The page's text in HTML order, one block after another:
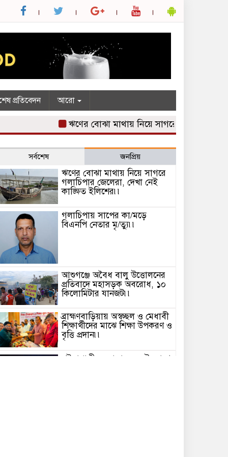
প্রতিবেদন আরো
ঋণের বোঝা মাথায় নিয়ে সাগরে গলাচিপার
সর্বশেষ জনপ্রিয়
ঋণের বোঝা মাথায় নিয়ে সাগরে
গলাচিপার জেলেরা, দেখা নেই
কাঙ্ক্ষিত ইলিশের৷৷
গলাচিপায় সাপের কা/মড়ে
বিএনপি নেতার মৃ/ত্যু৷৷
আশুগঞ্জে অবৈধ বালু উত্তোলনের
প্রতিবাদে মহাসড়ক অবরোধ, ১০
কিলোমিটার যানজট৷৷
ব্রাহ্মণবাড়িয়ায় অস্বচ্ছল ও মেধাবী
শিক্ষার্থীদের মাঝে শিক্ষা উপকরণ ও
বৃত্তি প্রদান৷৷
পটুয়াখালীতে জাসাস এর উদ্যোগে